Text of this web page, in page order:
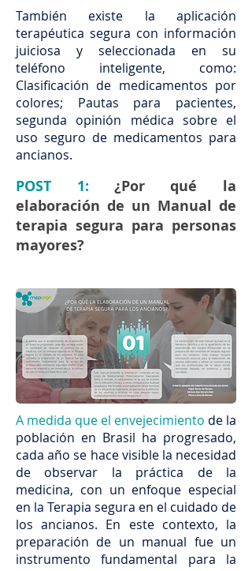
También existe la aplicación
terapéutica segura con información
juiciosa y seleccionada en su
teléfono inteligente, como:
Clasificación de medicamentos por
colores; Pautas para pacientes,
segunda opinión médica sobre el
uso seguro de medicamentos para
ancianos.
POST 1:
¿Por qué la
elaboración de un Manual de
terapia segura para personas
mayores?
A medida que el envejecimiento de la
población en Brasil ha progresado,
cada año se hace visible la necesidad
de observar la práctica de la
medicina, con un enfoque especial
en la Terapia segura en el cuidado de
los ancianos. En este contexto, la
preparación de un manual fue un
instrumento fundamental para la